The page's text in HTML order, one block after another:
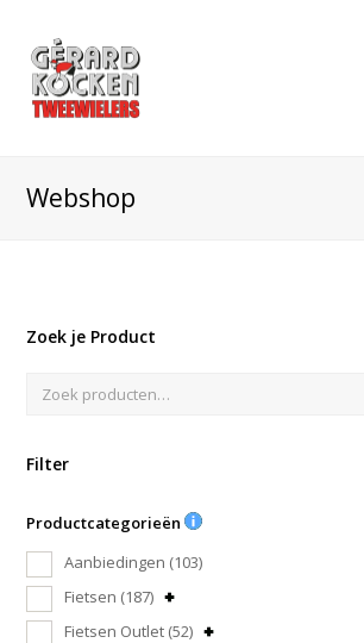
Webshop
Zoek je Product
Filter
Productcategorieën
Aanbiedingen (103)
Fietsen (187)
Fietsen Outlet (52)